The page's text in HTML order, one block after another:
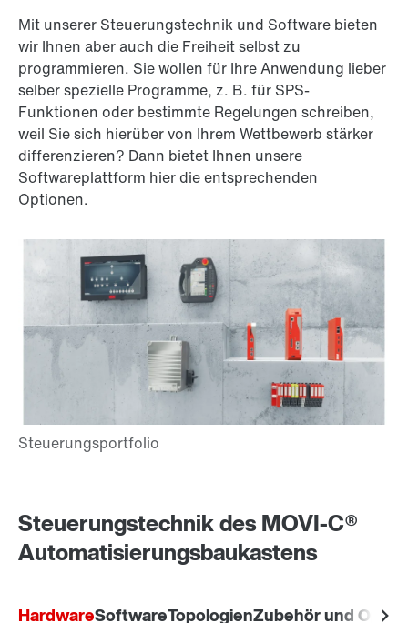
Mit unserer Steuerungstechnik und Software bieten
wir Ihnen aber auch die Freiheit selbst zu
programmieren. Sie wollen für Ihre Anwendung lieber
selber spezielle Programme, z. B. für SPS-
Funktionen oder bestimmte Regelungen schreiben,
weil Sie sich hierüber von Ihrem Wettbewerb stärker
differenzieren? Dann bietet Ihnen unsere
Softwareplattform hier die entsprechenden
Optionen.
Steuerungstechnik des MOVI-C®
Automatisierungsbaukastens
HardwareSoftwareTopologienZubehör und